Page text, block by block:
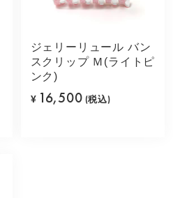
ジェリーリュール バン
スクリップ Ｍ(ライトピ
ンク)
¥ 16,500 (税込)